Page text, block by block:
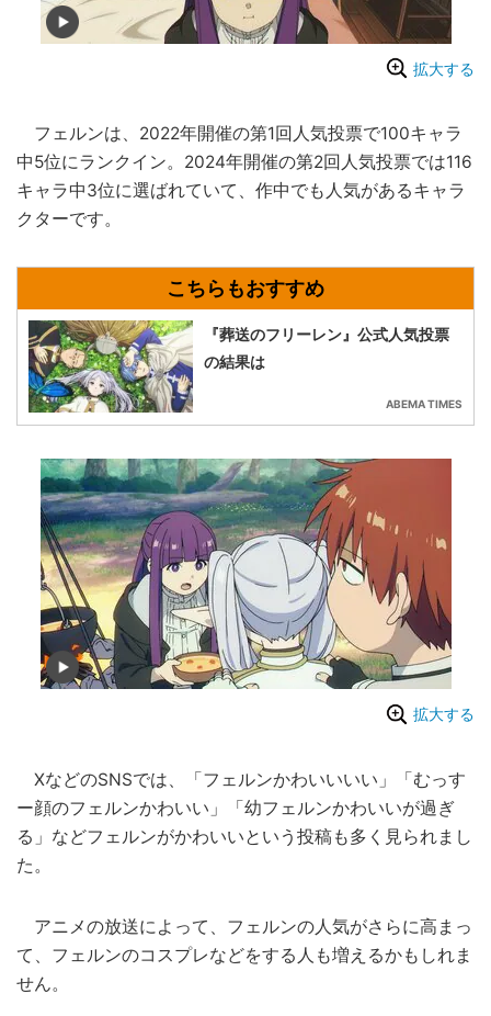
拡大する
フェルンは、2022年開催の第1回人気投票で100キャラ
中5位にランクイン。2024年開催の第2回人気投票では116
キャラ中3位に選ばれていて、作中でも人気があるキャラ
クターです。
『葬送のフリーレン』公式人気投票
の結果は
ABEMA TIMES
拡大する
XなどのSNSでは、「フェルンかわいいいい」「むっす
ー顔のフェルンかわいい」「幼フェルンかわいいが過ぎ
る」などフェルンがかわいいという投稿も多く見られまし
た。
アニメの放送によって、フェルンの人気がさらに高まっ
て、フェルンのコスプレなどをする人も増えるかもしれま
せん。